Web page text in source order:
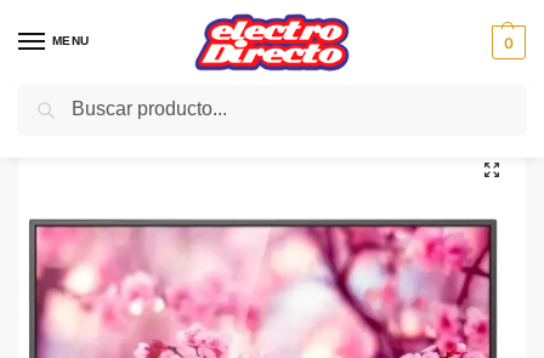
MENU 0
Inicio Gama marron / Televisión